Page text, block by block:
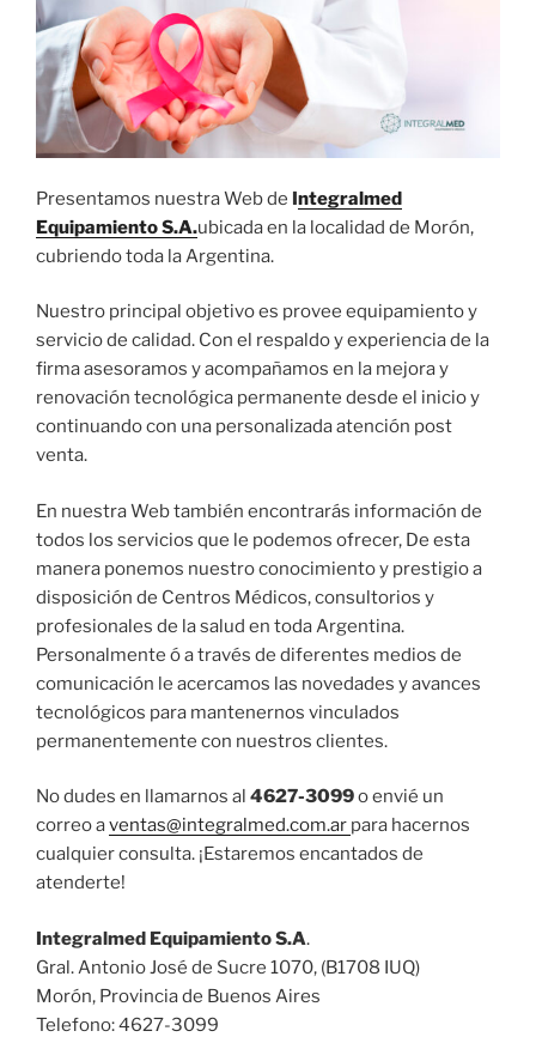
Presentamos nuestra Web de Integralmed
Equipamiento S.A.ubicada en la localidad de Morón,
cubriendo toda la Argentina.
Nuestro principal objetivo es provee equipamiento y
servicio de calidad. Con el respaldo y experiencia de la
firma asesoramos y acompañamos en la mejora y
renovación tecnológica permanente desde el inicio y
continuando con una personalizada atención post
venta.
En nuestra Web también encontrarás información de
todos los servicios que le podemos ofrecer, De esta
manera ponemos nuestro conocimiento y prestigio a
disposición de Centros Médicos, consultorios y
profesionales de la salud en toda Argentina.
Personalmente ó a través de diferentes medios de
comunicación le acercamos las novedades y avances
tecnológicos para mantenernos vinculados
permanentemente con nuestros clientes.
No dudes en llamarnos al 4627-3099o envié un
correo aventas@integralmed.com.ar para hacernos
cualquier consulta. ¡Estaremos encantados de
atenderte!
Integralmed Equipamiento S.A.
Gral. Antonio José de Sucre 1070, (B1708 IUQ)
Morón, Provincia de Buenos Aires
Telefono: 4627-3099